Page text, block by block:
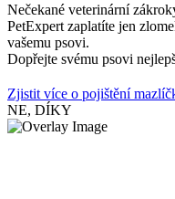
Nečekané veterinární
PetExpert zaplatíte jen
vašemu psovi.
Dopřejte svému psovi
Zjistit více o pojištění
NE, DÍKY